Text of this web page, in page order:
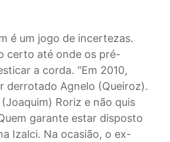
é um jogo de incertezas.
certo até onde os pré-
a corda. “Em 2010,
derrotado Agnelo (Queiroz).
Roriz e não quis
garante estar disposto
Izalci. Na ocasião, o ex-